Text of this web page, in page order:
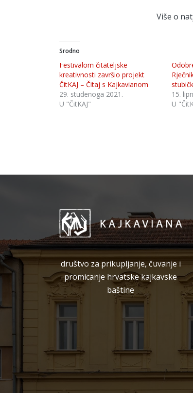
Više o
Srodno
Festivalom čitateljske
kreativnosti završio projekt
ČitKAJ – Čitaj s Kajkavianom
29. studenoga 2021.
U "ČitKAJ"
15.
U
društvo za prikupljanje, čuvanje i
promicanje hrvatske kajkavske
baštine